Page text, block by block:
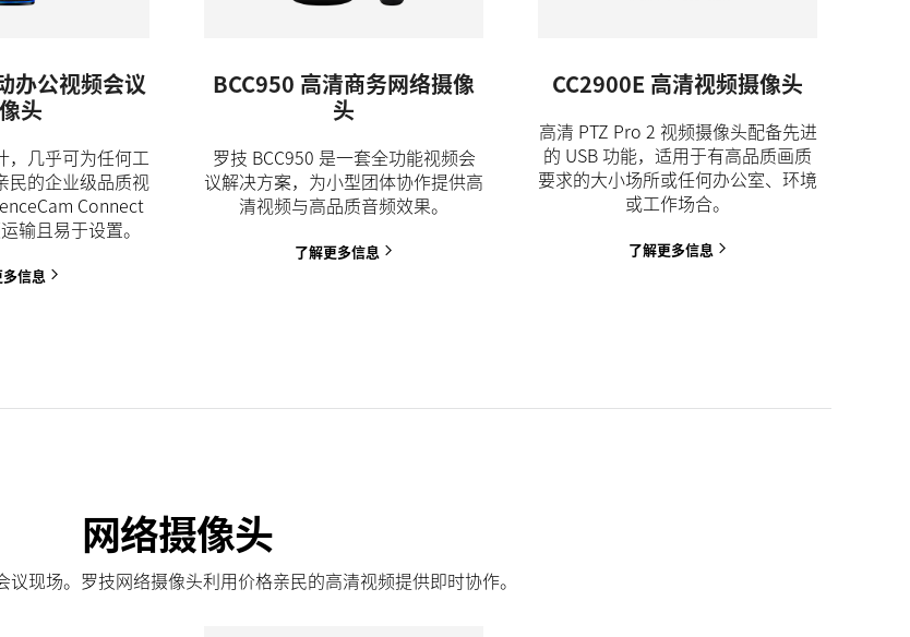
办公视频会议
头
，几乎可为任何工
民的企业级品质视
Connect
输且易于设置。
信息
BCC950 高清商务网络摄像
头
罗技 BCC950 是一套全功能视频会
议解决方案，为小型团体协作提供高
清视频与高品质音频效果。
了解更多信息
CC2900E 高清视频摄像头
高清 PTZ Pro 2 视频摄像头配备先进
的 USB 功能，适用于有高品质画质
要求的大小场所或任何办公室、环境
或工作场合。
了解更多信息
网络摄像头
现场。罗技网络摄像头利用价格亲民的高清视频提供即时协作。